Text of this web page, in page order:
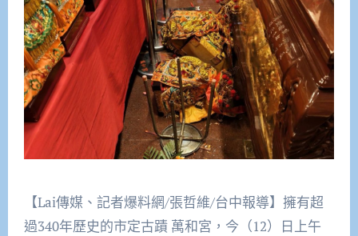
【Lai傳媒、記者爆料網/張哲維/台中報導】擁有超
過340年歷史的市定古蹟 萬和宮，今（12）日上午